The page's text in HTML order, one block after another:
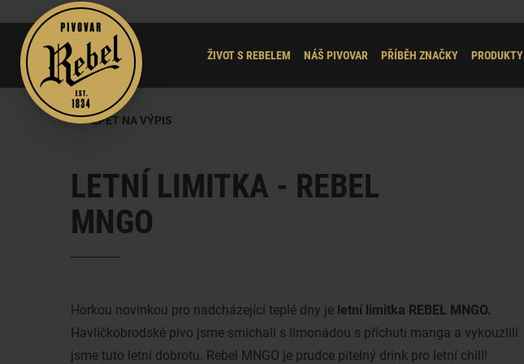
ŽIVOT S REBELEM NÁŠ PIVOVAR PŘÍBĚH ZNAČKY PRODUKTY
ZPĚT NA VÝPIS
LETNÍ LIMITKA - REBEL
MNGO
Horkou novinkou pro nadcházející teplé dny je letní limitka REBEL MNGO.
Havlíčkobrodské pivo jsme smíchali s limonádou s příchutí manga a vykouzlili
jsme tuto letní dobrotu. Rebel MNGO je prudce pitelný drink pro letní chill!